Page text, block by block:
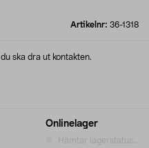
Artikelnr: 36-1318
Onlinelager
Hämtar lagerstatus...
ska dra ut kontakten.